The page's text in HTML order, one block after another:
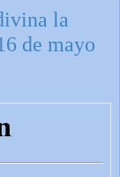
la
de mayo